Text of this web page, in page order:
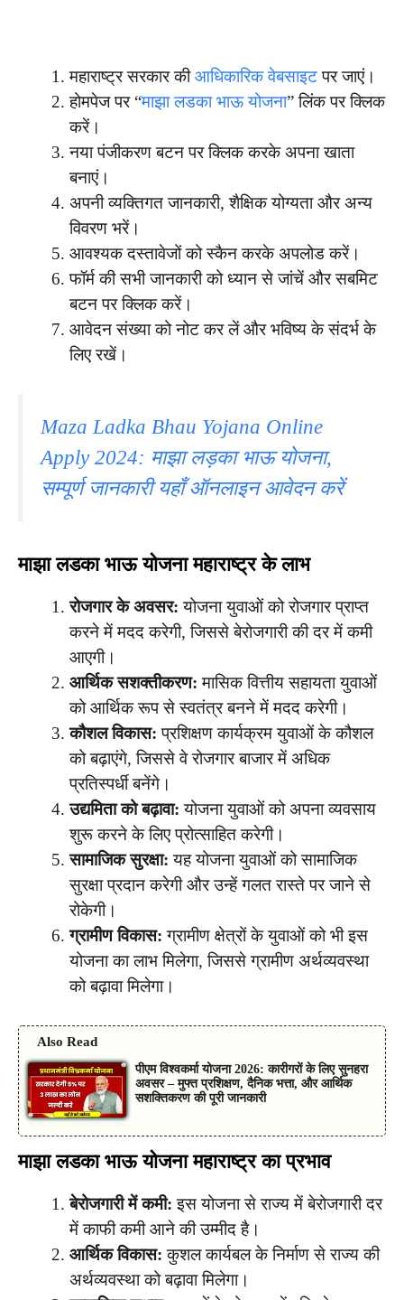
महाराष्ट्र सरकार कीआधिकारिक वेबसाइटपर जाएं।
होमपेज पर “माझा लडका भाऊ योजना” लिंक पर क्लिक
करें।
नया पंजीकरण बटन पर क्लिक करके अपना खाता
बनाएं।
अपनी व्यक्तिगत जानकारी, शैक्षिक योग्यता और अन्य
विवरण भरें।
आवश्यक दस्तावेजों को स्कैन करके अपलोड करें।
फॉर्म की सभी जानकारी को ध्यान से जांचें और सबमिट
बटन पर क्लिक करें।
आवेदन संख्या को नोट कर लें और भविष्य के संदर्भ के
लिए रखें।
Maza Ladka Bhau Yojana Online
Apply 2024: माझा लड़का भाऊ योजना,
सम्पूर्ण जानकारी यहाँ ऑनलाइन आवेदन करें
माझा लडका भाऊ योजना महाराष्ट्र के लाभ
रोजगार के अवसर: योजना युवाओं को रोजगार प्राप्त
करने में मदद करेगी, जिससे बेरोजगारी की दर में कमी
आएगी।
आर्थिक सशक्तीकरण: मासिक वित्तीय सहायता युवाओं
को आर्थिक रूप से स्वतंत्र बनने में मदद करेगी।
कौशल विकास: प्रशिक्षण कार्यक्रम युवाओं के कौशल
को बढ़ाएंगे, जिससे वे रोजगार बाजार में अधिक
प्रतिस्पर्धी बनेंगे।
उद्यमिता को बढ़ावा: योजना युवाओं को अपना व्यवसाय
शुरू करने के लिए प्रोत्साहित करेगी।
सामाजिक सुरक्षा: यह योजना युवाओं को सामाजिक
सुरक्षा प्रदान करेगी और उन्हें गलत रास्ते पर जाने से
रोकेगी।
ग्रामीण विकास: ग्रामीण क्षेत्रों के युवाओं को भी इस
योजना का लाभ मिलेगा, जिससे ग्रामीण अर्थव्यवस्था
को बढ़ावा मिलेगा।
Also Read
पीएम विश्वकर्मा योजना 2026: कारीगरों के लिए सुनहरा
अवसर – मुफ्त प्रशिक्षण, दैनिक भत्ता, और आर्थिक
सशक्तिकरण की पूरी जानकारी
माझा लडका भाऊ योजना महाराष्ट्र का प्रभाव
बेरोजगारी में कमी: इस योजना से राज्य में बेरोजगारी दर
में काफी कमी आने की उम्मीद है।
आर्थिक विकास: कुशल कार्यबल के निर्माण से राज्य की
अर्थव्यवस्था को बढ़ावा मिलेगा।